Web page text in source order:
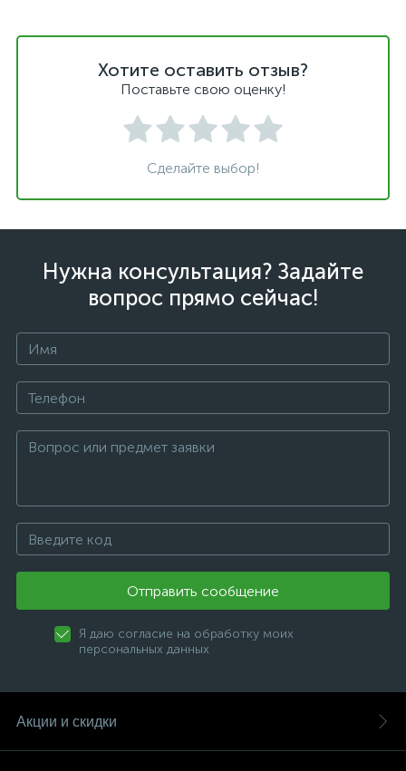
Хотите оставить отзыв?
Поставьте свою оценку!
Сделайте выбор!
Нужна консультация? Задайте
вопрос прямо сейчас!
Отправить сообщение
Я даю согласие на обработку моих
персональных данных
Акции и скидки